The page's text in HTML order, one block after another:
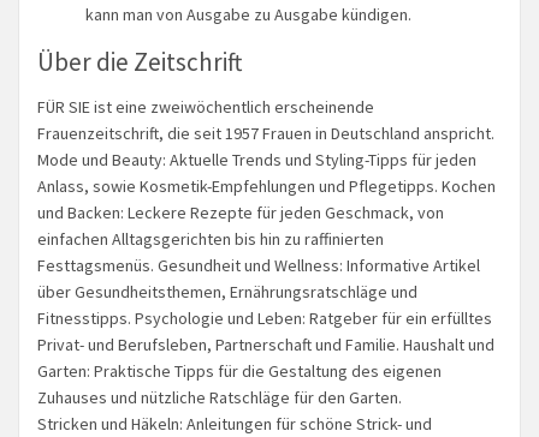
kann man von Ausgabe zu Ausgabe kündigen.
Über die Zeitschrift
FÜR SIE ist eine zweiwöchentlich erscheinende
Frauenzeitschrift, die seit 1957 Frauen in Deutschland anspricht.
Mode und Beauty: Aktuelle Trends und Styling-Tipps für jeden
Anlass, sowie Kosmetik-Empfehlungen und Pflegetipps. Kochen
und Backen: Leckere Rezepte für jeden Geschmack, von
einfachen Alltagsgerichten bis hin zu raffinierten
Festtagsmenüs. Gesundheit und Wellness: Informative Artikel
über Gesundheitsthemen, Ernährungsratschläge und
Fitnesstipps. Psychologie und Leben: Ratgeber für ein erfülltes
Privat- und Berufsleben, Partnerschaft und Familie. Haushalt und
Garten: Praktische Tipps für die Gestaltung des eigenen
Zuhauses und nützliche Ratschläge für den Garten.
Stricken und Häkeln: Anleitungen für schöne Strick- und